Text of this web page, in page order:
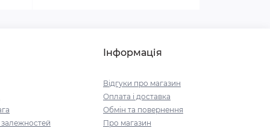
залежностей
Інформація
Відгуки про магазин
Оплата і доставка
Обмін та повернення
Про магазин